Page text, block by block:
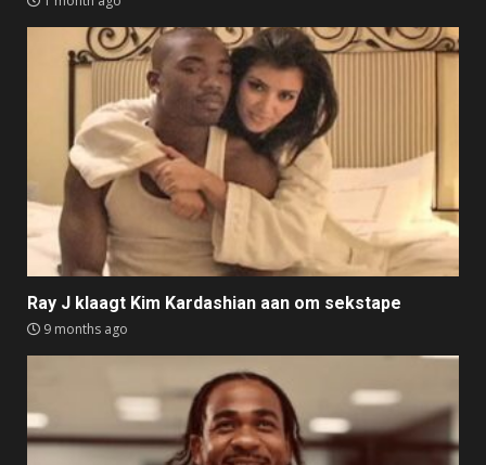
Ray J klaagt Kim Kardashian aan om sekstape
9 months ago